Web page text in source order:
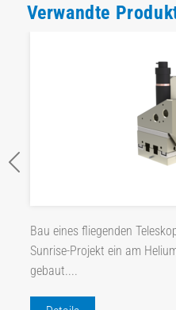
Verwandte
Bau eines fliegenden
Sunrise-Projekt ein am
gebaut....